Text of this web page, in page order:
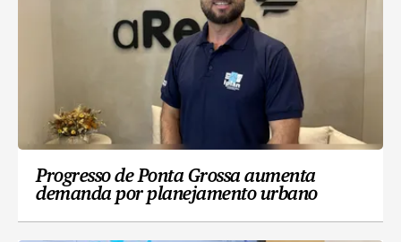
Progresso de Ponta Grossa aumenta
demanda por planejamento urbano